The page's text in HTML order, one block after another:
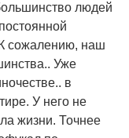
людей
сожалению, наш
Уже
в
У него не
жизни. Точнее